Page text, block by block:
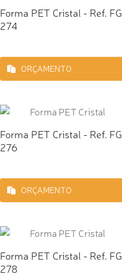
Forma PET Cristal - Ref. FG
274
ORÇAMENTO
Forma PET Cristal - Ref. FG
276
ORÇAMENTO
Forma PET Cristal - Ref. FG
278